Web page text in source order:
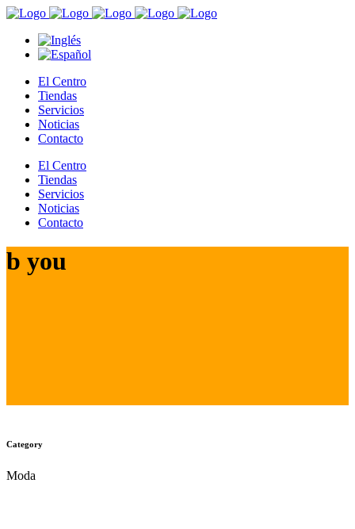
El Centro
Tiendas
Servicios
Noticias
Contacto
El Centro
Tiendas
Servicios
Noticias
Contacto
b you
Category
Moda